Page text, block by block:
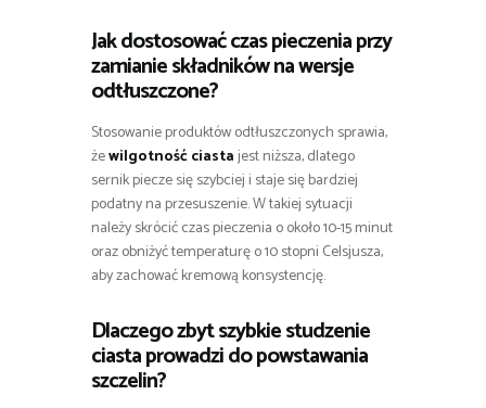
Jak dostosować czas pieczenia przy
zamianie składników na wersje
odtłuszczone?
Stosowanie produktów odtłuszczonych sprawia,
żewilgotność ciastajest niższa, dlatego
sernik piecze się szybciej i staje się bardziej
podatny na przesuszenie. W takiej sytuacji
należy skrócić czas pieczenia o około 10-15 minut
oraz obniżyć temperaturę o 10 stopni Celsjusza,
aby zachować kremową konsystencję.
Dlaczego zbyt szybkie studzenie
ciasta prowadzi do powstawania
szczelin?